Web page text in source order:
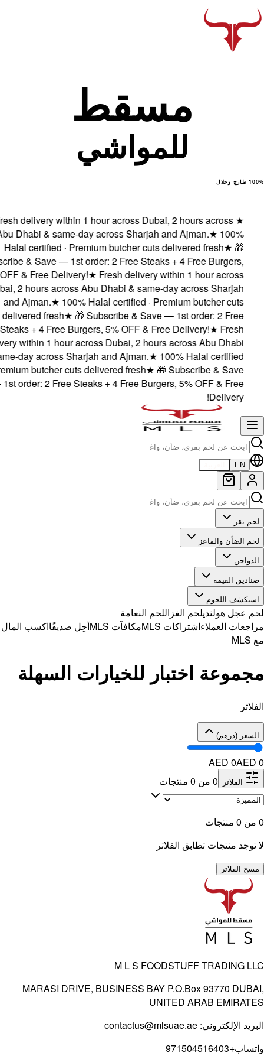
مسقط
للمواشي
Fresh delivery within 1 hour across Dubai, 2 hours across
Abu Dhabi & same-day across Sharjah and Ajman.★100%
Halal certified · Premium butcher cuts delivered fresh★
& Save — 1st order: 2 Free Steaks + 4 Free Burgers,
OFF & Free Delivery!★Fresh delivery within 1 hour across
2 hours across Abu Dhabi & same-day across Sharjah
and Ajman.★100% Halal certified · Premium butcher cuts
delivered fresh★ 🎁 Subscribe & Save — 1st order: 2 Free
Steaks + 4 Free Burgers, 5% OFF & Free Delivery!★Fresh
within 1 hour across Dubai, 2 hours across Abu Dhabi
same-day across Sharjah and Ajman.★100% Halal certified
Premium butcher cuts delivered fresh★ 🎁 Subscribe & Save
— 1st order: 2 Free Steaks + 4 Free Burgers, 5% OFF & Free
Delivery!
EN العربية
بقر
الضأن والماعز
القيمة
اللحوم
عجل هولنديلحم الغزاللحم النعامة
العملاءاشتراكات MLS مكافآت MLS أحِل صديقًااكسب المال
اختبار للخيارات السهلة
(درهم)
AED 0
الفلاتر 0 من 0منتجات
0منتجات
منتجات تطابق الفلاتر
الفلاتر
M L S FOODSTUFF TRADING
MARASI DRIVE, BUSINESS BAY P.O.Box 93770
UNITED ARAB
الإلكتروني:contactus@mlsuae.ae
+971504516403